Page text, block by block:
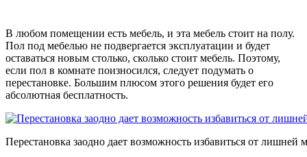
В любом помещении есть мебель, и эта мебель стоит на полу.
Пол под мебелью не подвергается эксплуатации и будет
оставаться новым столько, сколько стоит мебель. Поэтому,
если пол в комнате поизносился, следует подумать о
перестановке. Большим плюсом этого решения будет его
абсолютная бесплатность.
Перестановка заодно дает возможность избавиться от